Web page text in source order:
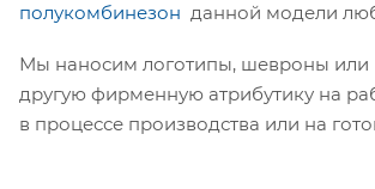
полукомбинезон данной модели
Мы наносим логотипы, шевроны или
другую фирменную атрибутику на
в процессе производства или на